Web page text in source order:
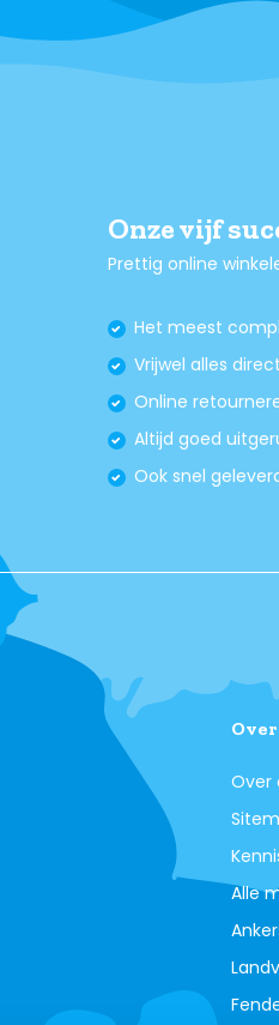
Onze vijf
Prettig online
Het meest
Vrijwel alles
Online
Altijd goed
Ook snel
Over
Alle